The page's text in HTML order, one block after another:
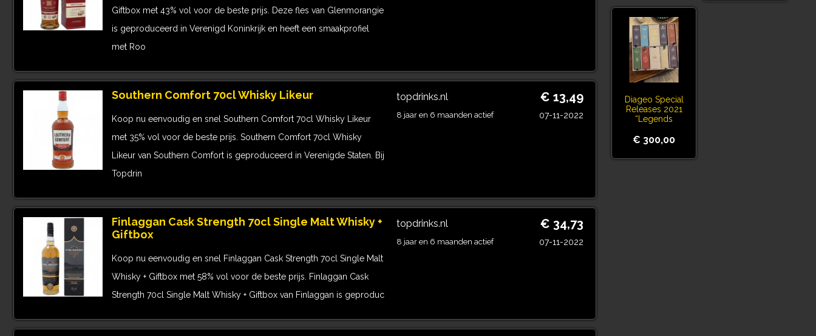
Giftbox met 43% vol voor de beste prijs. Deze fles van Glenmorangie
is geproduceerd in Verenigd Koninkrijk en heeft een smaakprofiel
met Roo
Southern Comfort 70cl Whisky Likeur
Koop nu eenvoudig en snel Southern Comfort 70cl Whisky Likeur
met 35% vol voor de beste prijs. Southern Comfort 70cl Whisky
Likeur van Southern Comfort is geproduceerd in Verenigde Staten. Bij
Topdrin
topdrinks.nl
8 jaar en 6 maanden actief
€ 13,49
07-11-2022
Finlaggan Cask Strength 70cl Single Malt Whisky +
Giftbox
Koop nu eenvoudig en snel Finlaggan Cask Strength 70cl Single Malt
Whisky + Giftbox met 58% vol voor de beste prijs. Finlaggan Cask
Strength 70cl Single Malt Whisky + Giftbox van Finlaggan is geproduc
topdrinks.nl
8 jaar en 6 maanden actief
€ 34,73
07-11-2022
Diageo Special
Releases 2021
“Legends
8x50ml Set
€ 300,00